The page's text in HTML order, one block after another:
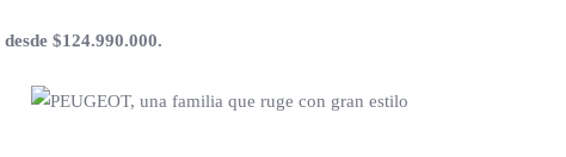
$124.990.000.